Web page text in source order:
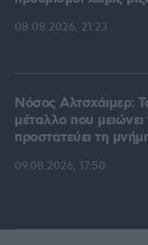
08.08.2026, 21:23
Νόσος Αλτσχάιμερ:
μέταλλο που
προστατεύει τη
09.08.2026, 17:50